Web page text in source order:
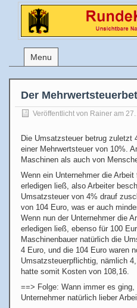
Menu
Der
Veröffentlicht von Rainer am
Die Umsatzsteuer betrug zuletzt
einer Mehrwertsteuer von 10%.
Maschinen als auch von
Wenn ein Unternehmer die
erledigen ließ, also Arbeiter
Umsatzsteuer von 4% drauf
von 104 Euro, was er auch
Wenn nun der Unternehmer die
erledigen ließ, ebenso für 100
Maschinenbauer natürlich die
4 Euro, und die 104 Euro waren
Umsatzsteuerpflichtig, nämlich
hatte somit Kosten von 108,16.
==> Folge: Wann immer es
Unternehmer natürlich lieber